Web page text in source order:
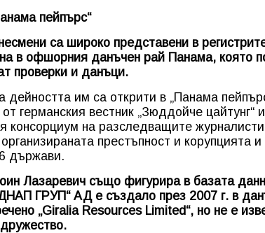
пейпърс“
са широко представени в
в офшорния данъчен рай Панама, която
проверки и данъци.
дейността им са открити в „Панама
германския вестник „Зюддойче цайтунг“
консорциум на разследващите
престъпност и корупцията
държави.
Лазаревич също фигурира в базата
ГРУП“ АД е създало през 2007 г. в
„Giralia Resources Limited“, но не е